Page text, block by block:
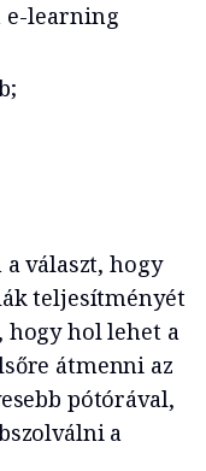
e-learning
választ, hogy
teljesítményét
hogy hol lehet a
átmenni az
pótórával,
a